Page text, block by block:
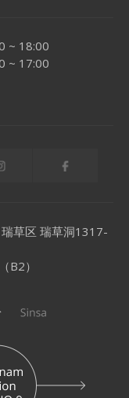
~ 18:00
~ 17:00
草区 瑞草洞1317-
B2）